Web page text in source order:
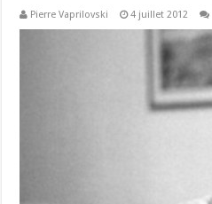
Pierre Vaprilovski 4 juillet 2012